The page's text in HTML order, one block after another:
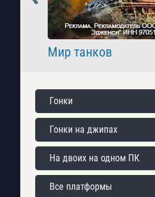
Мир танков
Гонки
Гонки на джипах
На двоих на одном ПК
Все платформы